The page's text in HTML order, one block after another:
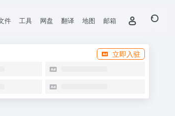
件 工具 网盘 翻译 地图 邮箱
立即入驻